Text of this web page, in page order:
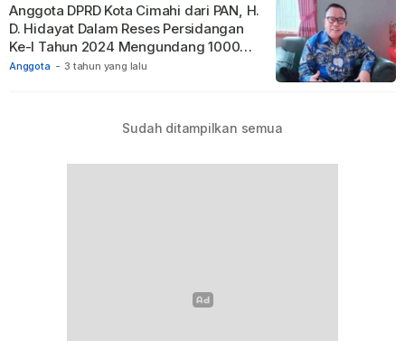
Anggota - 3 tahun yang lalu
Anggota DPRD Kota Cimahi dari PAN, H.
D. Hidayat Dalam Reses Persidangan
Ke-I Tahun 2024 Mengundang 1000
Konstituen
Sudah ditampilkan semua